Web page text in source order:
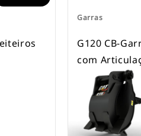
Garras
G120 CB-
com